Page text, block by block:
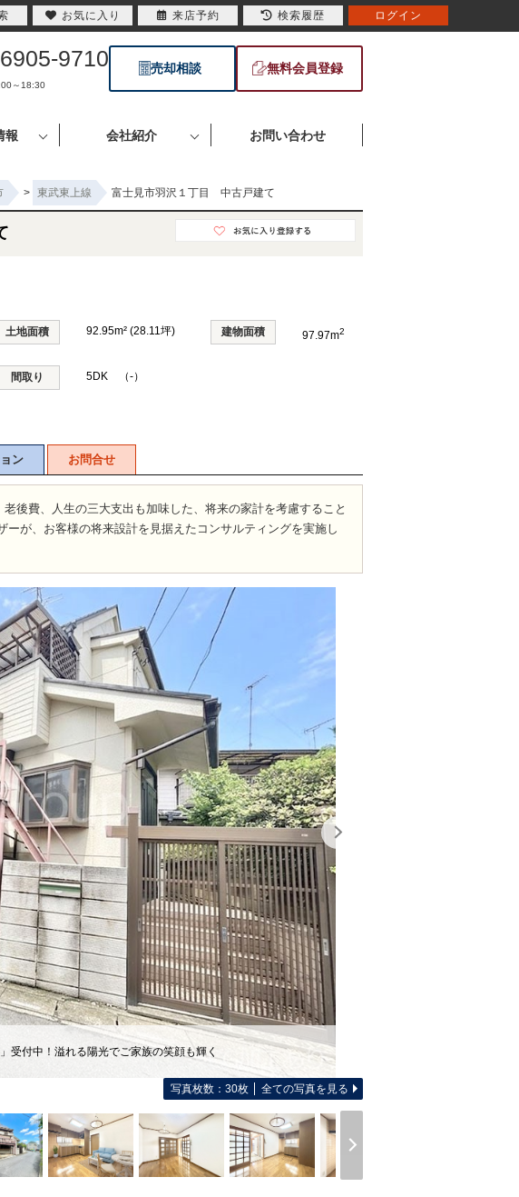
9710
～18:30
売却相談 無料会員登録
報 会社紹介 お問い合わせ
> 東武東上線 富士見市羽沢１丁目 中古戸建て
土地面積 92.95m² (28.11坪) 建物面積 97.97m2
間取り 5DK （-）
ン お問合せ
後費、人生の三大支出も加味した、将来の家計を考慮すること
ーが、お客様の将来設計を見据えたコンサルティングを実施し
受付中！溢れる陽光でご家族の笑顔も輝く
写真枚数：30枚 全ての写真を見る
お気に入り 来店予約 検索履歴 ログイン